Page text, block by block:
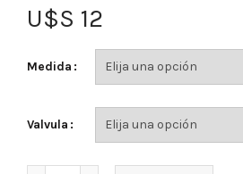
U$S 12
Medida
Valvula